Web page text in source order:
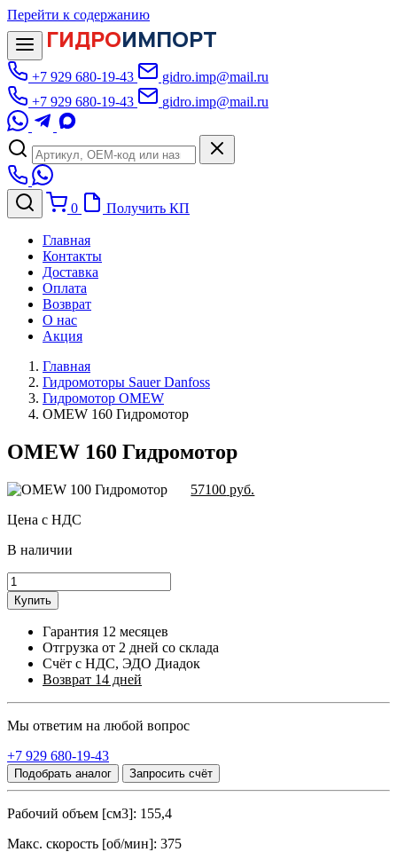
Перейти к содержанию
ГИДРОИМПОРТ
+7 929 680-19-43
gidro.imp@mail.ru
+7 929 680-19-43
gidro.imp@mail.ru
0 Получить КП
Главная
Контакты
Доставка
Оплата
Возврат
О нас
Акция
Главная
Гидромоторы Sauer Danfoss
Гидромотор OMEW
OMEW 160 Гидромотор
OMEW 160 Гидромотор
57100 руб.
Цена с НДС
В наличии
Купить
Гарантия 12 месяцев
Отгрузка от 2 дней со склада
Счёт с НДС, ЭДО Диадок
Возврат 14 дней
Мы ответим на любой вопрос
+7 929 680-19-43
Подобрать аналог Запросить счёт
Рабочий объем [см3]: 155,4
Макс. скорость [об/мин]: 375